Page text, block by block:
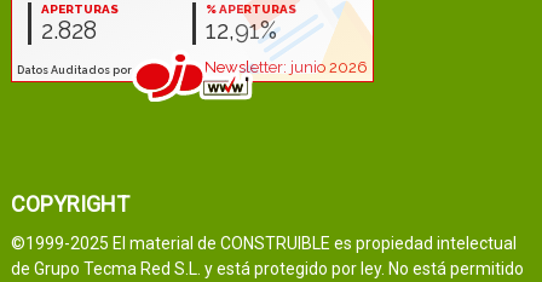
COPYRIGHT
©1999-2025 El material de CONSTRUIBLE es propiedad intelectual
de Grupo Tecma Red S.L. y está protegido por ley. No está permitido